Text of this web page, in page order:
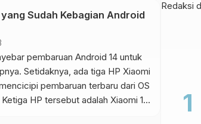
Sudah Kebagian Android
pembaruan Android 14 untuk
Setidaknya, ada tiga HP Xiaomi
pembaruan terbaru dari OS
HP tersebut adalah Xiaomi 13,